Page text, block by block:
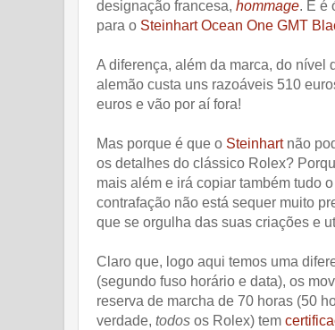
designação francesa, hommage. E é
para o Steinhart Ocean One GMT
A diferença, além da marca, do nível
alemão custa uns razoáveis 510
euros e vão por aí fora!
Mas porque é que o Steinhartnão
os detalhes do clássico Rolex?
mais além e irá copiar também tudo
contrafação não está sequer muito
que se orgulha das suas criações e
Claro que, logo aqui temos uma
(segundo fuso horário e data), os
reserva de marcha de 70 horas (50
verdade, todos os Rolex) tem